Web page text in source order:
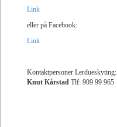
Link
eller på Facebook:
Link
Kontaktpersoner Lerdueskyting:
Knut Kårstad Tlf: 909 99 965